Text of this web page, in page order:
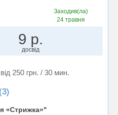
Заходив(ла)
24 травня
9 р.
досвід
від 250 грн. / 30 мин.
«Стрижка»"